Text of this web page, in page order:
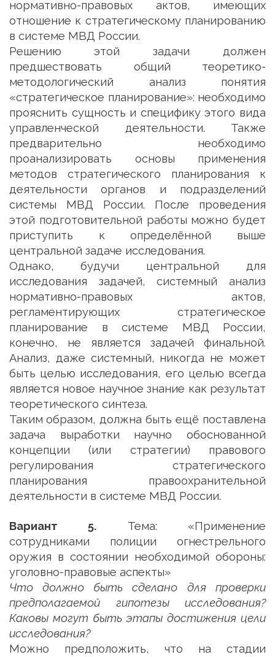
нормативно-правовых актов, имеющих
отношение к стратегическому планированию
в системе МВД России.
Решению этой задачи должен
предшествовать общий теоретико-
методологический анализ понятия
«стратегическое планирование»: необходимо
прояснить сущность и специфику этого вида
управленческой деятельности. Также
предварительно необходимо
проанализировать основы применения
методов стратегического планирования к
деятельности органов и подразделений
системы МВД России. После проведения
этой подготовительной работы можно будет
приступить к определённой выше
центральной задаче исследования.
Однако, будучи центральной для
исследования задачей, системный анализ
нормативно-правовых актов,
регламентирующих стратегическое
планирование в системе МВД России,
конечно, не является задачей финальной.
Анализ, даже системный, никогда не может
быть целью исследования, его целью всегда
является новое научное знание как результат
теоретического синтеза.
Таким образом, должна быть ещё поставлена
задача выработки научно обоснованной
концепции (или стратегии) правового
регулирования стратегического
планирования правоохранительной
деятельности в системе МВД России.
Вариант 5. Тема: «Применение
сотрудниками полиции огнестрельного
оружия в состоянии необходимой обороны:
уголовно-правовые аспекты»
Что должно быть сделано для проверки
предполагаемой гипотезы исследования?
Каковы могут быть этапы достижения цели
исследования?
Можно предположить, что на стадии